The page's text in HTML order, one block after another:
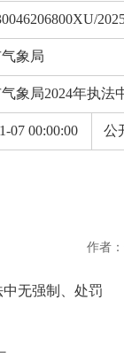
象局
象局2024年执法
07 00:00:00 公
作者
无强制、处罚